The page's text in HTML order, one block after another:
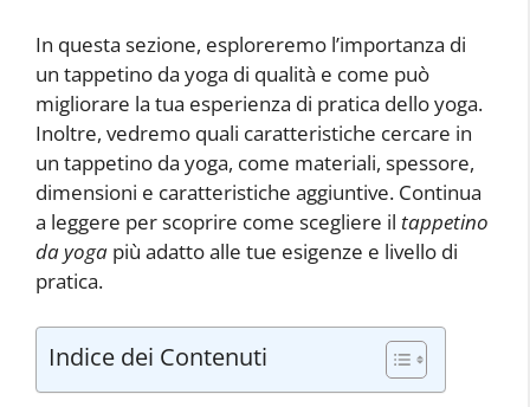
In questa sezione, esploreremo l’importanza di
un tappetino da yoga di qualità e come può
migliorare la tua esperienza di pratica dello yoga.
Inoltre, vedremo quali caratteristiche cercare in
un tappetino da yoga, come materiali, spessore,
dimensioni e caratteristiche aggiuntive. Continua
a leggere per scoprire come scegliere il tappetino
da yoga più adatto alle tue esigenze e livello di
pratica.
Indice dei Contenuti